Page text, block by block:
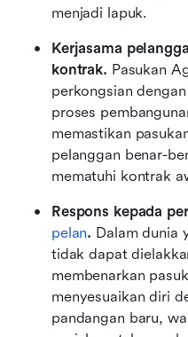
menjadi lapuk.
Kerjasama
kontrak. Pasukan
perkongsian
proses
memastikan
pelanggan benar-
mematuhi kontrak
Respons kepada
pelan. Dalam dunia
tidak dapat
membenarkan
menyesuaikan diri
pandangan baru,